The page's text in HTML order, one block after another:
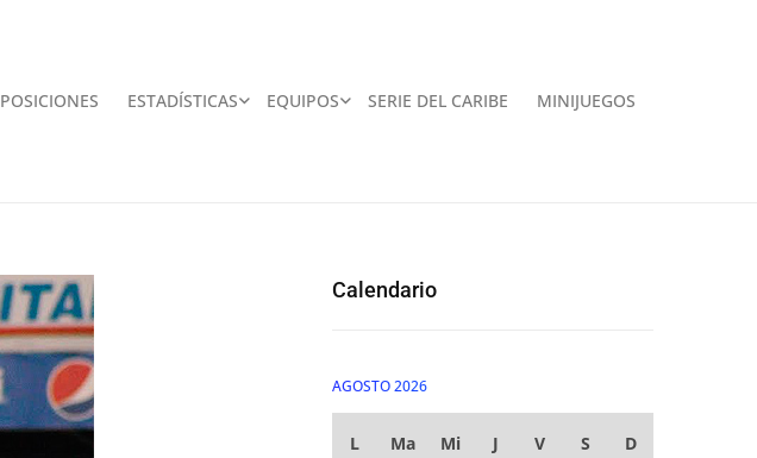
POSICIONES ESTADÍSTICAS EQUIPOS SERIE DEL CARIBE MINIJUEGOS
Calendario
AGOSTO 2026
L Ma Mi J V S D